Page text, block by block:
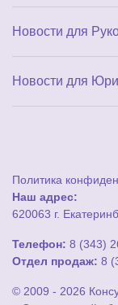
Новости для
Новости для
Политика
Наш адрес:
620063 г.
Телефон: 8 (343)
Отдел продаж: 8
© 2009 - 2026